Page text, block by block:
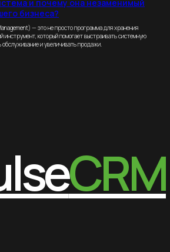
и почему она незаменимый
бизнеса?
— это не просто программа для хранения
инструмент, который помогает выстраивать системную
обслуживание и увеличивать продажи.